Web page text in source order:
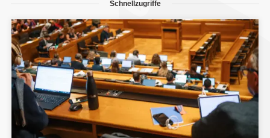
Schnellzugriffe